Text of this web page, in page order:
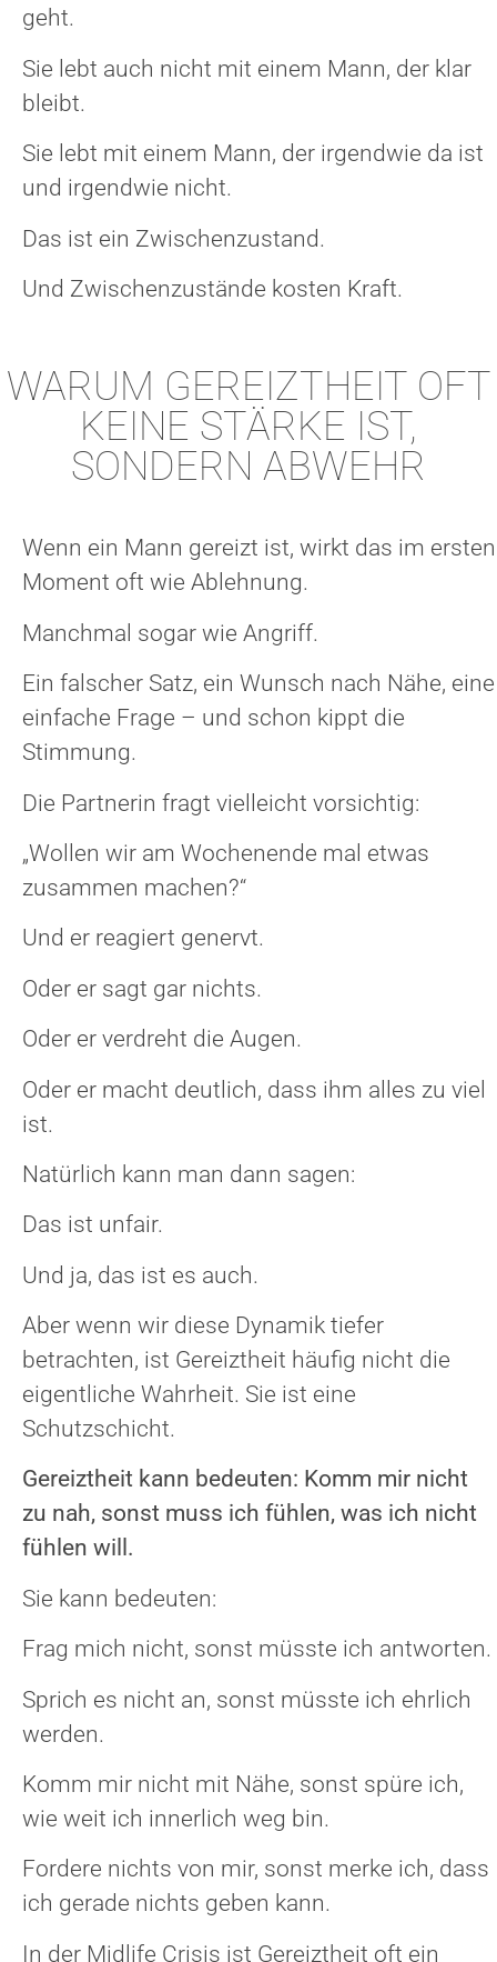
geht.
Sie lebt auch nicht mit einem Mann, der klar
bleibt.
Sie lebt mit einem Mann, der irgendwie da ist
und irgendwie nicht.
Das ist ein Zwischenzustand.
Und Zwischenzustände kosten Kraft.
WARUM GEREIZTHEIT OFT
KEINE STÄRKE IST,
SONDERN ABWEHR
Wenn ein Mann gereizt ist, wirkt das im ersten
Moment oft wie Ablehnung.
Manchmal sogar wie Angriff.
Ein falscher Satz, ein Wunsch nach Nähe, eine
einfache Frage – und schon kippt die
Stimmung.
Die Partnerin fragt vielleicht vorsichtig:
„Wollen wir am Wochenende mal etwas
zusammen machen?“
Und er reagiert genervt.
Oder er sagt gar nichts.
Oder er verdreht die Augen.
Oder er macht deutlich, dass ihm alles zu viel
ist.
Natürlich kann man dann sagen:
Das ist unfair.
Und ja, das ist es auch.
Aber wenn wir diese Dynamik tiefer
betrachten, ist Gereiztheit häufig nicht die
eigentliche Wahrheit. Sie ist eine
Schutzschicht.
Gereiztheit kann bedeuten: Komm mir nicht
zu nah, sonst muss ich fühlen, was ich nicht
fühlen will.
Sie kann bedeuten:
Frag mich nicht, sonst müsste ich antworten.
Sprich es nicht an, sonst müsste ich ehrlich
werden.
Komm mir nicht mit Nähe, sonst spüre ich,
wie weit ich innerlich weg bin.
Fordere nichts von mir, sonst merke ich, dass
ich gerade nichts geben kann.
In der Midlife Crisis ist Gereiztheit oft ein